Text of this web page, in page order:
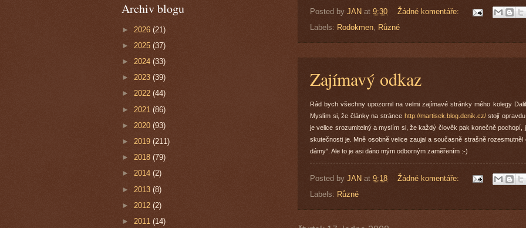
Posted by JAN at 9:30
Žádné komentáře:
Labels: Rodokmen, Různé
Zajímavý odkaz
Rád bych všechny upozornil na velmi zajímavé stránky mého kolegy
Myslím si, že články na stránce http://martisek.blog.denik.cz/stojí opravdu
je velice srozumitelný a myslím si, že každý člověk pak konečně
skutečnosti je. Mně osobně velice zaujal a současně strašně
dámy". Ale to je asi dáno mým odborným zaměřením :-)
Posted by JAN at 9:18
Žádné komentáře:
Labels: Různé
Archiv blogu
► 2026 (21)
► 2025 (37)
► 2024 (33)
► 2023 (39)
► 2022 (44)
► 2021 (86)
► 2020 (93)
► 2019 (211)
► 2018 (79)
► 2014 (2)
► 2013 (8)
► 2012 (2)
► 2011 (14)